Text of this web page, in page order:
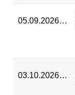
05.09.2026…
03.10.2026…